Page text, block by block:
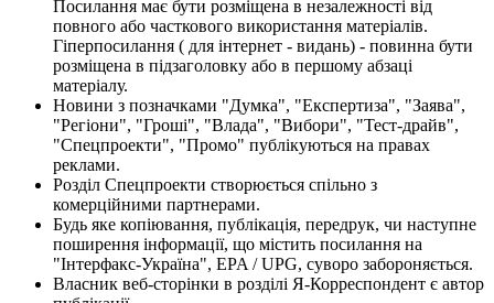
Посилання має бути розміщена в незалежності від
повного або часткового використання матеріалів.
Гіперпосилання ( для інтернет - видань) - повинна бути
розміщена в підзаголовку або в першому абзаці
матеріалу.
Новини з позначками "Думка", "Експертиза", "Заява",
"Регіони", "Гроші", "Влада", "Вибори", "Тест-драйв",
"Спецпроекти", "Промо" публікуються на правах
реклами.
Розділ Спецпроекти створюється спільно з
комерційними партнерами.
Будь яке копіювання, публікація, передрук, чи наступне
поширення інформації, що містить посилання на
"Інтерфакс-Україна", EPA / UPG, суворо забороняється.
Власник веб-сторінки в розділі Я-Корреспондент є автор